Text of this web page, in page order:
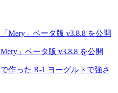
」ベータ版 v3.8.8 を公開